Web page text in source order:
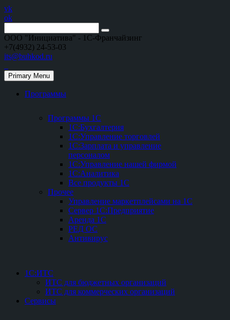
vk
ok
ООО "Инициатива" - 1С-Франчайзинг
+7(4932) 24-53-03
its@buhkod.ru
Primary Menu
Программы
Программы 1С
1С:Бухгалтерия
1С:Управление торговлей
1С:Зарплата и управление
персоналом
1С:Управление нашей фирмой
1С:Аналитика
Все продукты 1С
Прочее
Управление маркетплейсами на 1С
Сервер 1С:Предприятие
Аренда 1С
РЕД ОС
Антивирус
1С:ИТС
ИТС для бюджетных организаций
ИТС для коммерческих организаций
Сервисы